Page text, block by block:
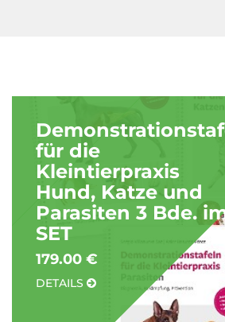
für die
Kleintierpraxis
Hund, Katze und
Parasiten 3 Bde.
SET
179.00 €
DETAILS